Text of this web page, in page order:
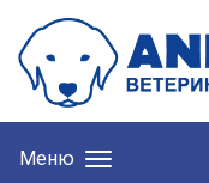
Меню